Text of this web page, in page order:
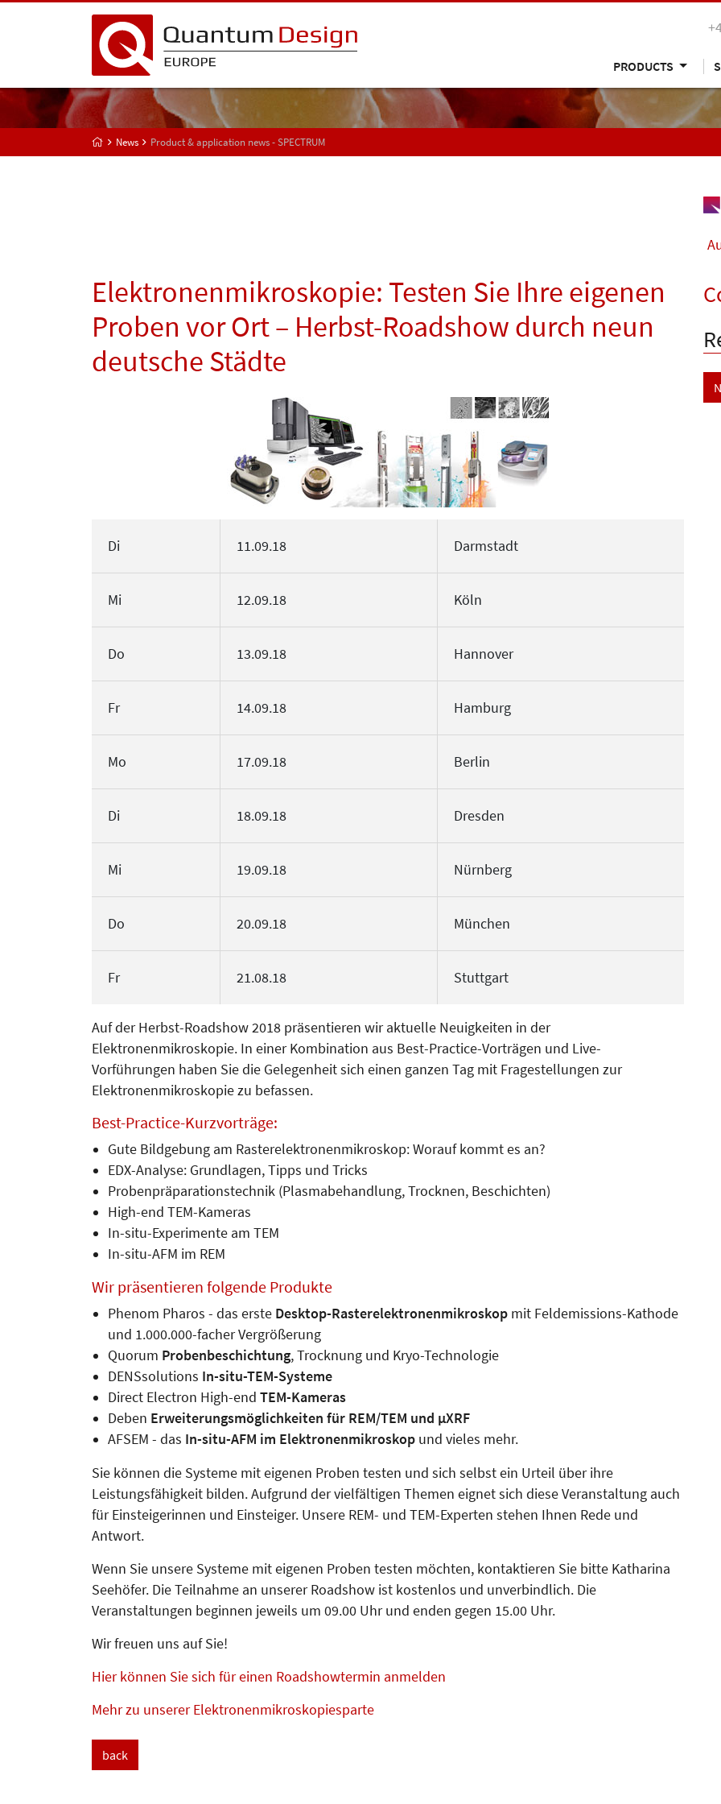
PRODUCTS
News Product & application news - SPECTRUM
Elektronenmikroskopie: Testen Sie Ihre eigenen
Proben vor Ort – Herbst-Roadshow durch neun
deutsche Städte
Di 11.09.18 Darmstadt
Mi 12.09.18 Köln
Do 13.09.18 Hannover
Fr 14.09.18 Hamburg
Mo 17.09.18 Berlin
Di 18.09.18 Dresden
Mi 19.09.18 Nürnberg
Do 20.09.18 München
Fr 21.08.18 Stuttgart
Auf der Herbst-Roadshow 2018 präsentieren wir aktuelle Neuigkeiten in der
Elektronenmikroskopie. In einer Kombination aus Best-Practice-Vorträgen und Live-
Vorführungen haben Sie die Gelegenheit sich einen ganzen Tag mit Fragestellungen zur
Elektronenmikroskopie zu befassen.
Best-Practice-Kurzvorträge:
Gute Bildgebung am Rasterelektronenmikroskop: Worauf kommt es an?
EDX-Analyse: Grundlagen, Tipps und Tricks
Probenpräparationstechnik (Plasmabehandlung, Trocknen, Beschichten)
High-end TEM-Kameras
In-situ-Experimente am TEM
In-situ-AFM im REM
Wir präsentieren folgende Produkte
Phenom Pharos - das erste Desktop-Rasterelek­tro­nen­mikroskop mit Feldemissions-Ka­thode
und 1.000.000-facher Ver­grö­ßerung
Quorum Probenbeschichtung, Trock­nung und Kryo-Technologie
DENSsolutions In-situ-TEM-Systeme
Direct Electron High-end TEM-Kameras
Deben Erweiterungsmöglichkeiten für REM/TEM und µXRF
AFSEM - das In-situ-AFM im Elek­tro­nen­mikroskop und vieles mehr.
Sie können die Systeme mit eigenen Proben testen und sich selbst ein Urteil über ihre
Leistungsfähigkeit bilden. Aufgrund der vielfältigen Themen eignet sich diese Veranstaltung auch
für Einsteigerinnen und Einsteiger. Unsere REM- und TEM-Experten stehen Ihnen Rede und
Antwort.
Wenn Sie unsere Systeme mit eigenen Proben testen möchten, kontaktieren Sie bitte Katharina
Seehöfer. Die Teilnahme an unserer Roadshow ist kostenlos und unverbindlich. Die
Veranstaltungen beginnen jeweils um 09.00 Uhr und enden gegen 15.00 Uhr.
Wir freuen uns auf Sie!
Hier können Sie sich für einen Roadshowtermin anmelden
Mehr zu unserer Elektronenmikroskopiesparte
back